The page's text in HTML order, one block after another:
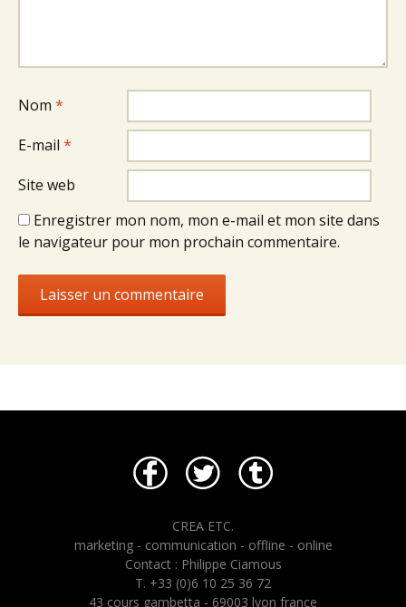
Nom *
E-mail *
Site web
Enregistrer mon nom, mon e-mail et mon site dans
le navigateur pour mon prochain commentaire.
CREA ETC.
marketing - communication - offline - online
Contact : Philippe Ciamous
T. +33 (0)6 10 25 36 72
43 cours gambetta - 69003 lyon france